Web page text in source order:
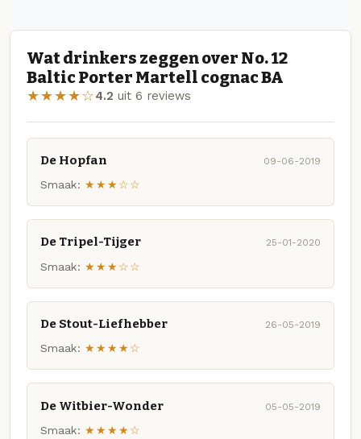
Wat drinkers zeggen over No. 12
Baltic Porter Martell cognac BA
★★★★☆4.2 uit 6 reviews
De Hopfan 09-06-2019
Smaak: ★★★☆☆
De Tripel-Tijger 25-01-2020
Smaak: ★★★☆☆
De Stout-Liefhebber 26-05-2019
Smaak: ★★★★☆
De Witbier-Wonder 05-05-2019
Smaak: ★★★★☆